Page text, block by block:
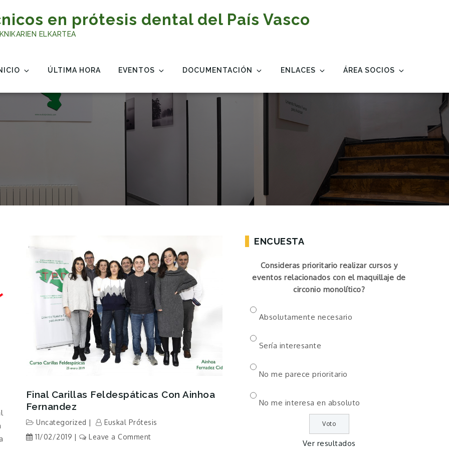
en prótesis dental del País Vasco
ELKARTEA
ÚLTIMA HORA EVENTOS DOCUMENTACIÓN ENLACES ÁREA SOCIOS
Final Carillas Feldespáticas Con Ainhoa
Fernandez
Uncategorized
Euskal Prótesis
11/02/2019
Leave a Commenton
ENCUESTA
Consideras prioritario realizar cursos y
eventos relacionados con el maquillaje de
circonio monolítico?
Absolutamente necesario
Sería interesante
No me parece prioritario
No me interesa en absoluto
Ver resultados